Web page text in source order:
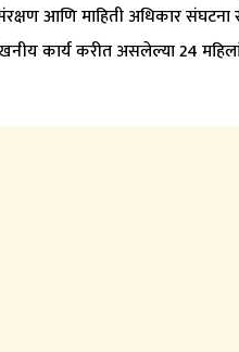
आणि माहिती अधिकार संघटना
कार्य करीत असलेल्या 24